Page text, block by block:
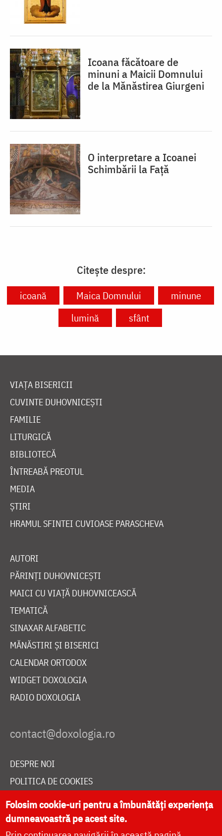
Icoana făcătoare de
minuni a Maicii Domnului
de la Mănăstirea Giurgeni
O interpretare a Icoanei
Schimbării la Față
Citește despre:
icoană Maica Domnului
minune
lumină
sfânt
VIAȚA BISERICII
CUVINTE DUHOVNICEȘTI
FAMILIE
LITURGICĂ
BIBLIOTECĂ
ÎNTREABĂ PREOTUL
MEDIA
ȘTIRI
HRAMUL SFINTEI CUVIOASE PARASCHEVA
AUTORI
PĂRINȚI DUHOVNICEȘTI
MAICI CU VIAȚĂ DUHOVNICEASCĂ
TEMATICĂ
SINAXAR ALFABETIC
MĂNĂSTIRI ȘI BISERICI
CALENDAR ORTODOX
WIDGET DOXOLOGIA
RADIO DOXOLOGIA
DESPRE NOI
POLITICA DE COOKIES
DONEAZĂ ONLINE PENTRU CATEDRALA NAȚIONALĂ
Folosim cookie-uri pentru a îmbunătăți experiența
dumneavoastră pe acest site.